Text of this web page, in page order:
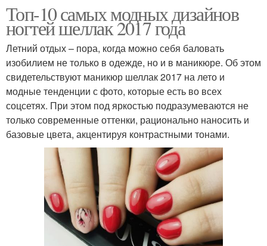
Топ-10 самых модных дизайнов
ногтей шеллак 2017 года
Летний отдых – пора, когда можно себя баловать
изобилием не только в одежде, но и в маникюре. Об этом
свидетельствуют маникюр шеллак 2017 на лето и
модные тенденции с фото, которые есть во всех
соцсетях. При этом под яркостью подразумеваются не
только современные оттенки, рационально наносить и
базовые цвета, акцентируя контрастными тонами.